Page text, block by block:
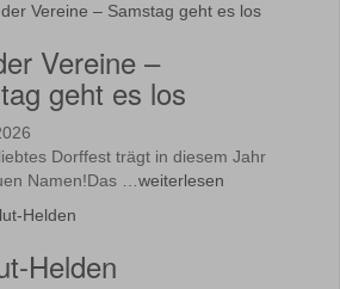
Vereine –
geht es los
Dorffest trägt in diesem Jahr
Namen!Das … weiterlesen
Helden